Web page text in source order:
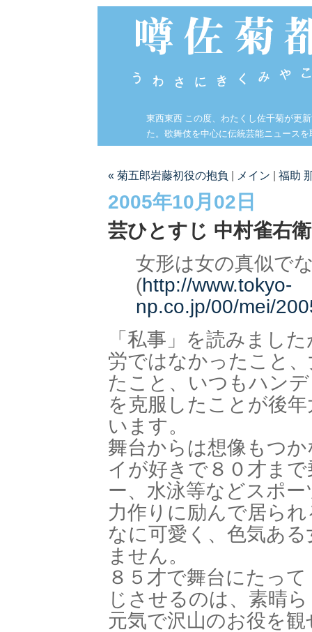
東西東西 この度、わたくし佐千菊が更
た。歌舞伎を中心に伝統芸能ニュース
« 菊五郎岩藤初役の抱負 メイン 福助
2005年10月02日
芸ひとすじ 中村雀右
女形は女の真似で
(http://www.tokyo-
np.co.jp/00/mei/
「私事」を読みまし
労ではなかったこと
たこと、いつもハン
を克服したことが後
います。
舞台からは想像もつ
イが好きで８０才ま
ー、水泳等などスポ
力作りに励んで居ら
なに可愛く、色気あ
ません。
８５才で舞台にたっ
じさせるのは、素晴
元気で沢山のお役を